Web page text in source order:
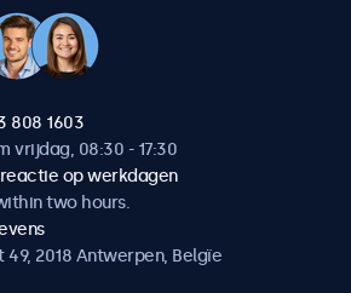
808 1603
vrijdag, 08:30 - 17:30
reactie op werkdagen
two hours.
2018 Antwerpen, Belgïe